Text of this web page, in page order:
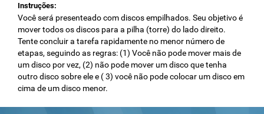
Instruções:
Você será presenteado com discos empilhados. Seu objetivo é
mover todos os discos para a pilha (torre) do lado direito.
Tente concluir a tarefa rapidamente no menor número de
etapas, seguindo as regras: (1) Você não pode mover mais de
um disco por vez, (2) não pode mover um disco que tenha
outro disco sobre ele e ( 3) você não pode colocar um disco em
cima de um disco menor.